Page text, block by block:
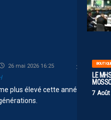
LE
7
26 mai 2026 16:25
plus élevé cette année